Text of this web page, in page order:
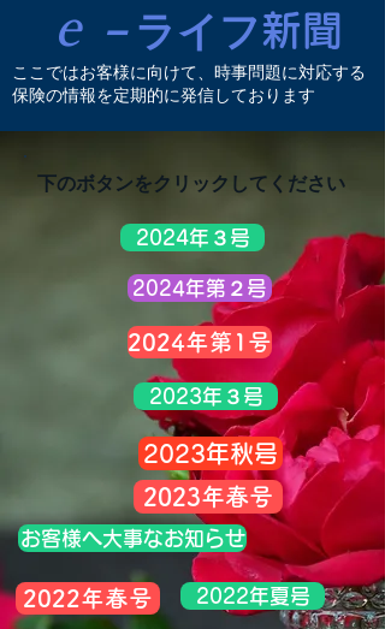
ｅ － ライフ新聞
ここではお客様に向けて、時事問題に対応する
保険の情報を定期的に発信しております
下のボタンをクリックしてください
2024年３号
2024年第２号
2024年第1号
2023年３号
2023年秋号
2023年春号
お客様へ大事なお知らせ
2022年春号 2022年夏号